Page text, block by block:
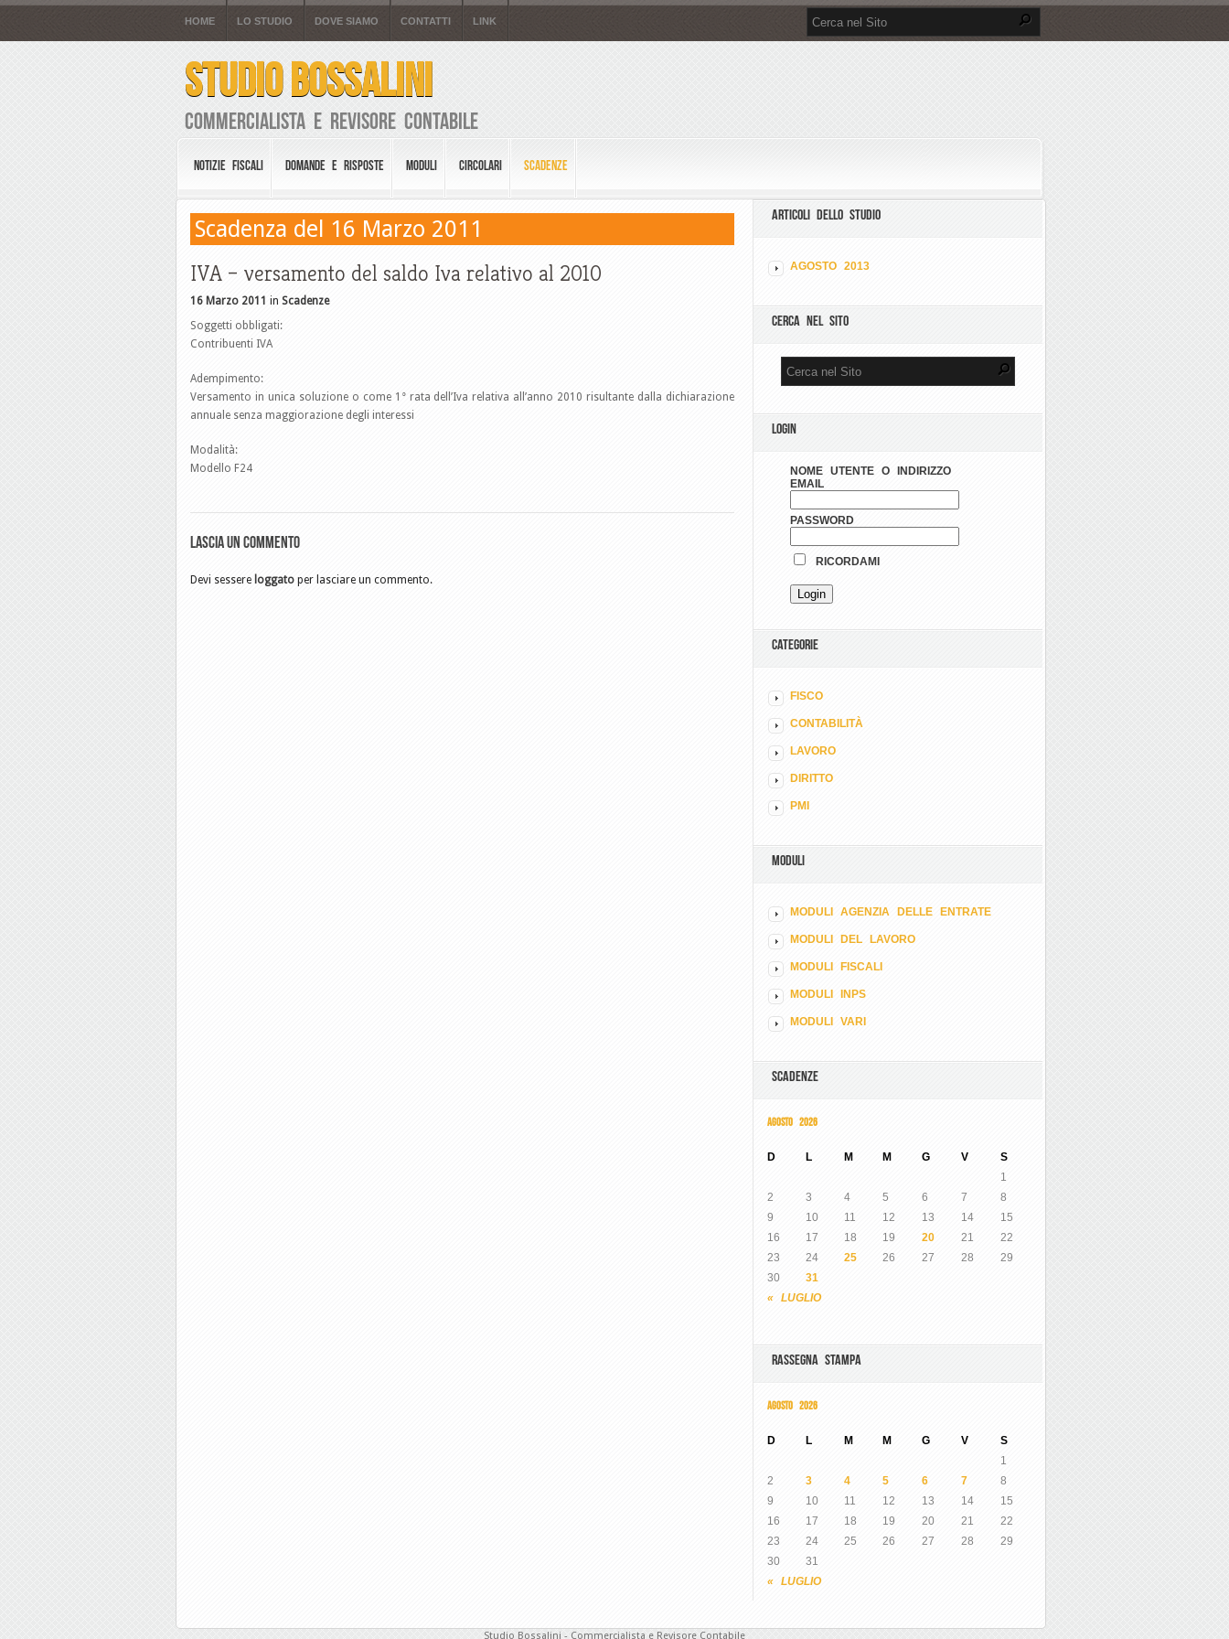
HOME LO STUDIO DOVE SIAMO CONTATTI LINK
STUDIO BOSSALINI
Commercialista e Revisore Contabile
NOTIZIE FISCALI DOMANDE E RISPOSTE MODULI CIRCOLARI SCADENZE
Scadenza del 16 Marzo 2011
IVA – versamento del saldo Iva relativo al 2010
16 Marzo 2011 in Scadenze
Soggetti obbligati:
Contribuenti IVA
Adempimento:
Versamento in unica soluzione o come 1° rata dell’Iva relativa all’anno 2010 risultante dalla dichiarazione
annuale senza maggiorazione degli interessi
Modalità:
Modello F24
Lascia un commento
Devi sessere loggato per lasciare un commento.
ARTICOLI DELLO STUDIO
AGOSTO 2013
CERCA NEL SITO
LOGIN
NOME UTENTE O INDIRIZZO
EMAIL
PASSWORD
RICORDAMI
CATEGORIE
FISCO
CONTABILITÀ
LAVORO
DIRITTO
PMI
MODULI
MODULI AGENZIA DELLE ENTRATE
MODULI DEL LAVORO
MODULI FISCALI
MODULI INPS
MODULI VARI
SCADENZE
AGOSTO 2026
D L M M G V S
« LUGLIO
1
2
3 4 5 6 7
8
9
10 11 12 13 14
15
16
17 18 19 20 21
22
23
24 25 26 27 28
29
30
31
RASSEGNA STAMPA
AGOSTO 2026
D L M M G V S
« LUGLIO
1
2
3 4 5 6 7
8
9
10 11 12 13 14
15
16
17 18 19 20 21
22
23
24 25 26 27 28
29
30
31
Studio Bossalini - Commercialista e Revisore Contabile